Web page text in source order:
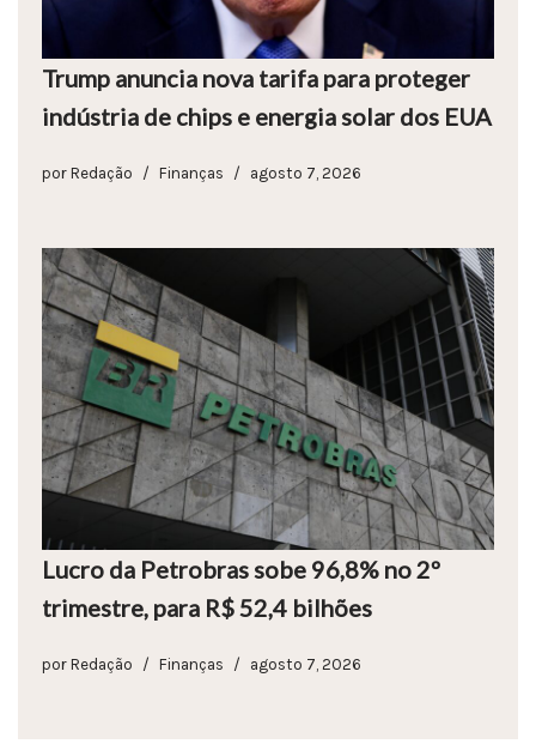
Trump anuncia nova tarifa para proteger
indústria de chips e energia solar dos EUA
por Redação Finanças agosto 7, 2026
Lucro da Petrobras sobe 96,8% no 2º
trimestre, para R$ 52,4 bilhões
por Redação Finanças agosto 7, 2026